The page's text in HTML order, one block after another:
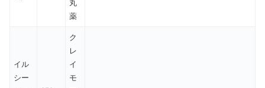
丸
薬
イル
シー
ク
レ
イ
モ